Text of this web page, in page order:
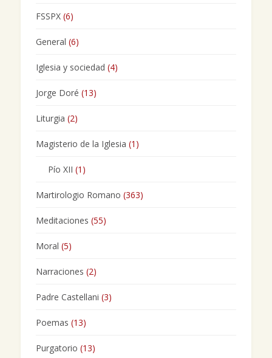
FSSPX(6)
General (6)
Iglesia y sociedad (4)
Jorge Doré (13)
Liturgia (2)
Magisterio de la Iglesia (1)
Pío XII (1)
Martirologio Romano (363)
Meditaciones (55)
Moral (5)
Narraciones (2)
Padre Castellani (3)
Poemas (13)
Purgatorio (13)